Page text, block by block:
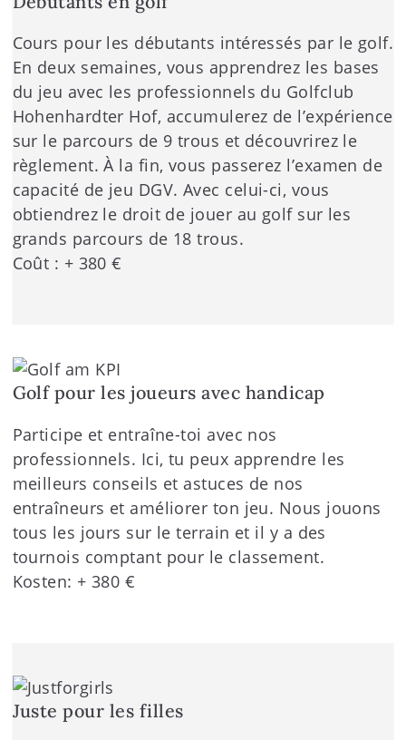
Cours pour les débutants intéressés par le golf.
En deux semaines, vous apprendrez les bases
du jeu avec les professionnels du Golfclub
Hohenhardter Hof, accumulerez de l’expérience
sur le parcours de 9 trous et découvrirez le
règlement. À la fin, vous passerez l’examen de
capacité de jeu DGV. Avec celui-ci, vous
obtiendrez le droit de jouer au golf sur les
grands parcours de 18 trous.
Coût : + 380 €
Golf pour les joueurs avec handicap
Participe et entraîne-toi avec nos
professionnels. Ici, tu peux apprendre les
meilleurs conseils et astuces de nos
entraîneurs et améliorer ton jeu. Nous jouons
tous les jours sur le terrain et il y a des
tournois comptant pour le classement.
Kosten: + 380 €
Juste pour les filles